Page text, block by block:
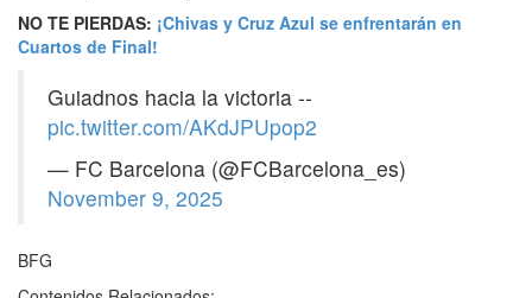
NO TE PIERDAS: ¡Chivas y Cruz Azul se enfrentarán en
Cuartos de Final!
Guiadnos hacia la victoria --
pic.twitter.com/AKdJPUpop2
— FC Barcelona (@FCBarcelona_es)
November 9, 2025
BFG